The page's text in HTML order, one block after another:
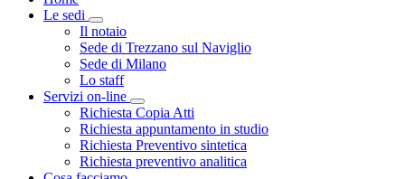
Le sedi
Toggle Dropdown
Il notaio
Sede di Trezzano sul Naviglio
Sede di Milano
Lo staff
Servizi on-line
Toggle Dropdown
Richiesta Copia Atti
Richiesta appuntamento in studio
Richiesta Preventivo sintetica
Richiesta preventivo analitica